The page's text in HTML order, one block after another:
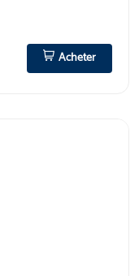
Acheter